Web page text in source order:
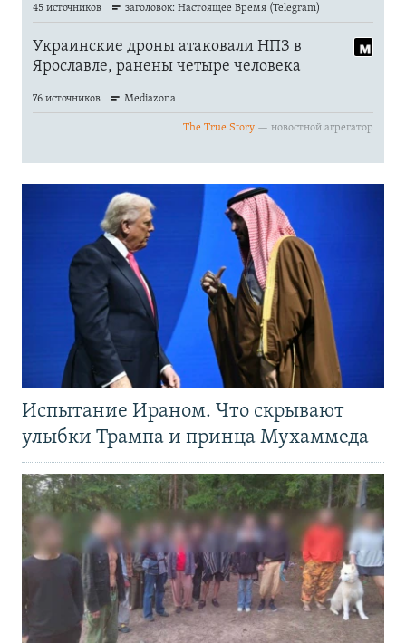
Испытание Ираном. Что скрывают
улыбки Трампа и принца Мухаммеда